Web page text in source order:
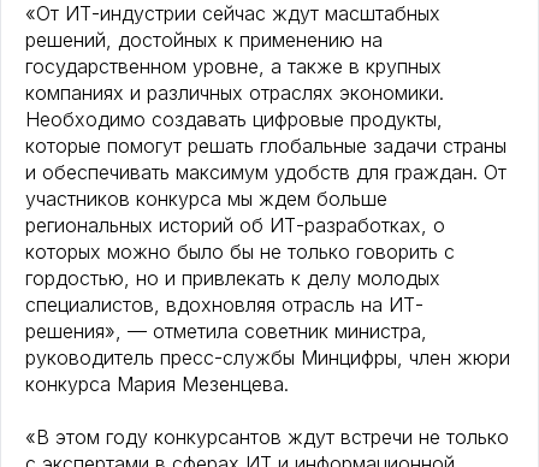
«От ИТ-индустрии сейчас ждут масштабных
решений, достойных к применению на
государственном уровне, а также в крупных
компаниях и различных отраслях экономики.
Необходимо создавать цифровые продукты,
которые помогут решать глобальные задачи страны
и обеспечивать максимум удобств для граждан. От
участников конкурса мы ждем больше
региональных историй об ИТ-разработках, о
которых можно было бы не только говорить с
гордостью, но и привлекать к делу молодых
специалистов, вдохновляя отрасль на ИТ-
решения», — отметила советник министра,
руководитель пресс-службы Минцифры, член жюри
конкурса Мария Мезенцева.
«В этом году конкурсантов ждут встречи не только